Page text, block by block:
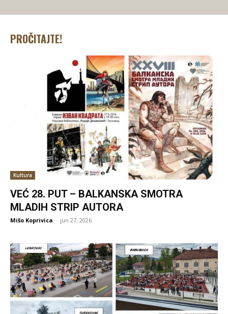
PROČITAJTE!
Kultura
VEĆ 28. PUT – BALKANSKA SMOTRA
MLADIH STRIP AUTORA
Mišo Koprivica - jun 27, 2026